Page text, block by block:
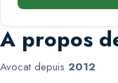
A propos
Avocat depuis 2012